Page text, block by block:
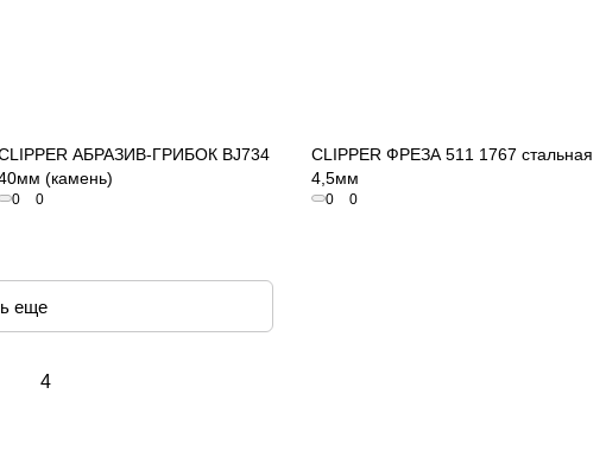
АБРАЗИВ-ГРИБОК BJ734
(камень)
0 0
CLIPPER ФРЕЗА 511 1767 стальная
4,5мм
0 0
еще
4